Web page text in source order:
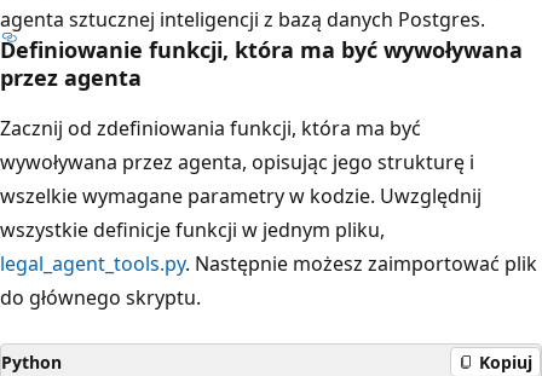
agenta sztucznej inteligencji z bazą danych Postgres.
Definiowanie funkcji, która ma być wywoływana
przez agenta
Zacznij od zdefiniowania funkcji, która ma być
wywoływana przez agenta, opisując jego strukturę i
wszelkie wymagane parametry w kodzie. Uwzględnij
wszystkie definicje funkcji w jednym pliku,
legal_agent_tools.py. Następnie możesz zaimportować plik
do głównego skryptu.
Python Kopiuj